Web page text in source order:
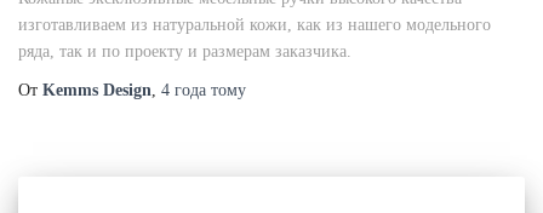
изготавливаем из натуральной кожи, как из нашего модельного
ряда, так и по проекту и размерам заказчика.
От Kemms Design 4 года тому